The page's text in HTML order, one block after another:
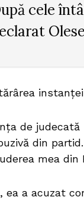
cele
de
din
mea
ea a acuzat